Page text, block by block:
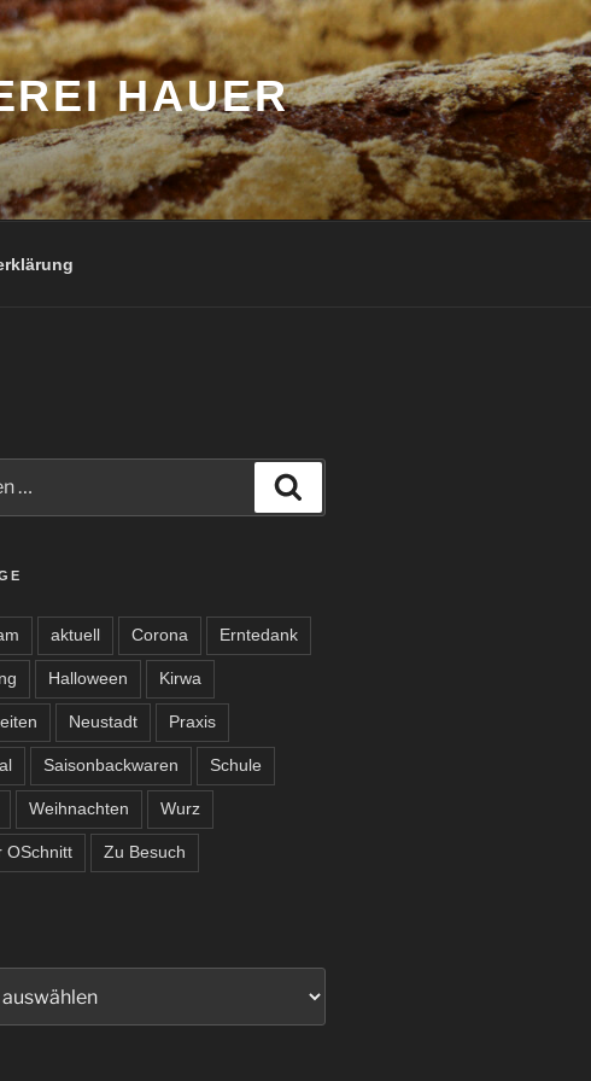
HAUER
aktuell Corona Erntedank
Halloween Kirwa
Neustadt Praxis
Saisonbackwaren Schule
Weihnachten Wurz
OSchnitt Zu Besuch